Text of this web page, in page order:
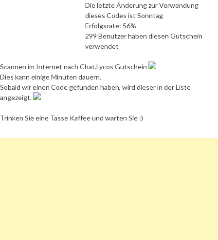
Die letzte Änderung zur Verwendung
dieses Codes ist Sonntag
Erfolgsrate: 56%
299 Benutzer haben diesen Gutschein
verwendet
Scannen im Internet nach Chat.Lycos Gutschein
Dies kann einige Minuten dauern.
Sobald wir einen Code gefunden haben, wird dieser in der Liste
angezeigt.
Trinken Sie eine Tasse Kaffee und warten Sie :)